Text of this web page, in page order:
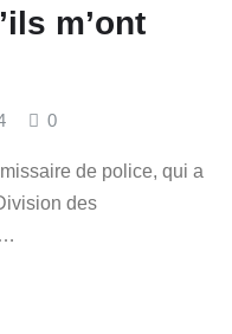
m’ont
0
de police, qui a
des